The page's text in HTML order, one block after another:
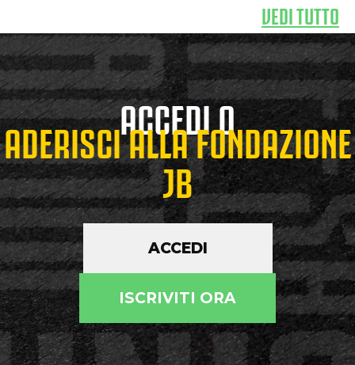
VEDI TUTTO
ACCEDI O
ADERISCI ALLA FONDAZIONE
JB
ACCEDI
ISCRIVITI ORA